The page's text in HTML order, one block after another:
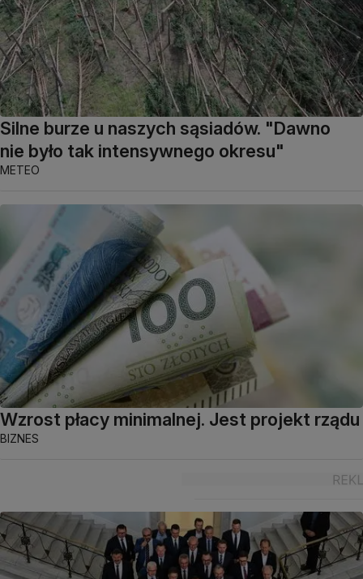
Silne burze u naszych sąsiadów. "Dawno
nie było tak intensywnego okresu"
METEO
Wzrost płacy minimalnej. Jest projekt rządu
BIZNES